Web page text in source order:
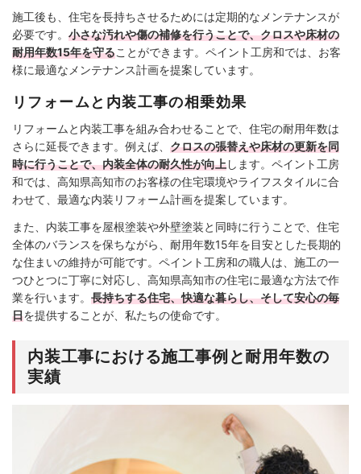
施工後も、住宅を長持ちさせるためには定期的なメンテナンスが
必要です。 小さな汚れや傷の補修を行うことで、クロスや床材の
耐用年数15年を守ることができます。ペイント工房和では、お客
様に最適なメンテナンス計画を提案しています。
リフォームと内装工事の相乗効果
リフォームと内装工事を組み合わせることで、住宅の耐用年数は
さらに延長できます。例えば、 クロスの張替えや床材の更新を同
時に行うことで、内装全体の耐久性が向上します。ペイント工房
和では、高知県高知市のお客様の住宅環境やライフスタイルに合
わせて、最適な内装リフォーム計画を提案しています。
また、内装工事を屋根塗装や外壁塗装と同時に行うことで、住宅
全体のバランスを保ちながら、耐用年数15年を目安とした長期的
な住まいの維持が可能です。ペイント工房和の職人は、施工の一
つひとつに丁寧に対応し、高知県高知市の住宅に最適な方法で作
業を行います。 長持ちする住宅、快適な暮らし、そして安心の毎
日を提供することが、私たちの使命です。
内装工事における施工事例と耐用年数の
実績